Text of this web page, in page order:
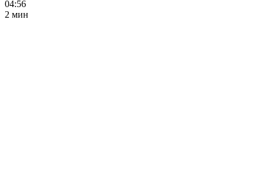
04:56
2 мин